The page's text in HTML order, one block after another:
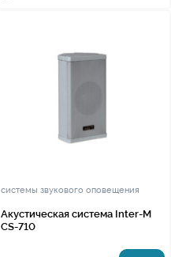
системы звукового оповещения
Акустическая система Inter-M
CS-710